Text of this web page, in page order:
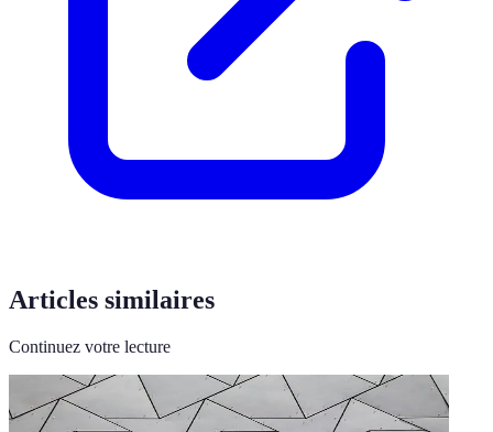
Articles similaires
Continuez votre lecture